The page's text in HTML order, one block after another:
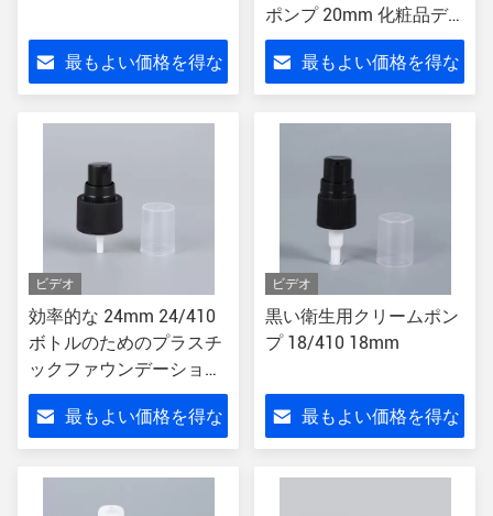
最もよい価格を得な
ポンプ 20mm 化粧品デ
ィスペンサーポンプ
最もよい価格を得な
ビデオ
効率的な 24mm 24/410
ボトルのためのプラスチ
ックファウンデーション
ポンプ
最もよい価格を得な
ビデオ
黒い衛生用クリームポン
プ 18/410 18mm
最もよい価格を得な